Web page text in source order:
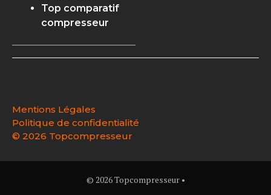
Top comparatif
compresseur
© 2026 Topcompresseur
Mentions Légales
Politique de confidentialité
© 2026 Topcompresseur •